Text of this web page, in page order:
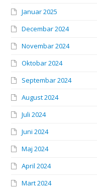
Januar 2025
Decembar 2024
Novembar 2024
Oktobar 2024
Septembar 2024
August 2024
Juli 2024
Juni 2024
Maj 2024
April 2024
Mart 2024